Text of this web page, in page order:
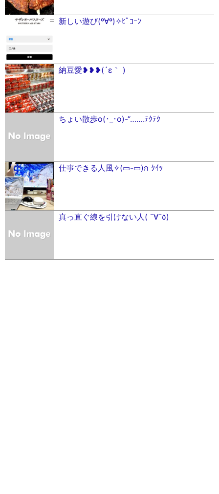
新しい遊び(º∀º)✧ﾋﾟｺｰﾝ
納豆愛❥❥❥(´ε｀ )
ちょい散歩o(･_･o)-“…….ﾃｸﾃｸ
仕事できる人風✧(▭-▭)ก ｸｲｯ
真っ直ぐ線を引けない人( ¯∀¯٥)